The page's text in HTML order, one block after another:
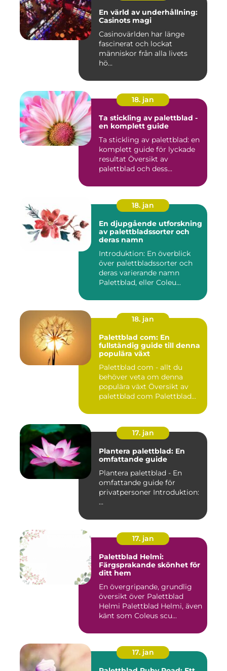
En värld av underhållning:
Casinots magi
Casinovärlden har länge
fascinerat och lockat
människor från alla livets
hö...
18. jan
Ta stickling av palettblad -
en komplett guide
Ta stickling av palettblad: en
komplett guide för lyckade
resultat Översikt av
palettblad och dess...
18. jan
En djupgående utforskning
av palettbladssorter och
deras namn
Introduktion: En överblick
över palettbladssorter och
deras varierande namn
Palettblad, eller Coleu...
18. jan
Palettblad com: En
fullständig guide till denna
populära växt
Palettblad com - allt du
behöver veta om denna
populära växt Översikt av
palettblad com Palettblad...
17. jan
Plantera palettblad: En
omfattande guide
Plantera palettblad - En
omfattande guide för
privatpersoner Introduktion:
...
17. jan
Palettblad Helmi:
Färgsprakande skönhet för
ditt hem
En övergripande, grundlig
översikt över Palettblad
Helmi Palettblad Helmi, även
känt som Coleus scu...
17. jan